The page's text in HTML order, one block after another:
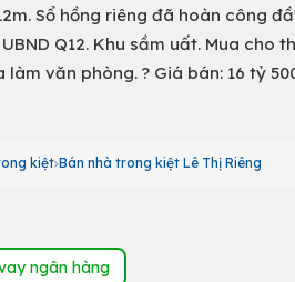
Sổ hồng riêng đã hoàn công
Q12. Khu sầm uất. Mua
làm văn phòng. ? Giá bán: 16 tỷ
kiệt Bán nhà trong kiệt Lê Thị Riêng
ngân hàng